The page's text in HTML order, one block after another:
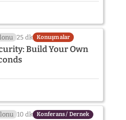
25 dk Konuşmalar
Build Your Own
10 dk Konferans / Dernek